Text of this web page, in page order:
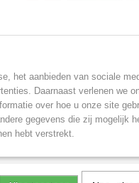
1000- universele
1000- universele slimme
De Fulbat…
het aanbieden van sociale
Daarnaast verlenen we
over hoe u onze site
gegevens die zij mogelijk
hebt verstrekt.